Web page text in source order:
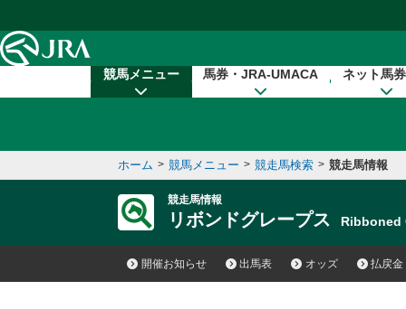
競馬メニュー 馬券・JRA-UMACA ネット馬
ホーム > 競馬メニュー > 競走馬検索 > 競走馬情報
競走馬情報
リボンドグレープス Ribboned
開催お知らせ 出馬表 オッズ 払戻金